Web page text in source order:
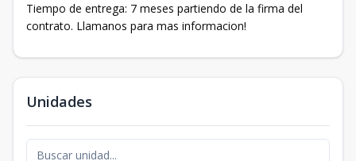
Tiempo de entrega: 7 meses partiendo de la firma del
contrato. Llamanos para mas informacion!
Unidades